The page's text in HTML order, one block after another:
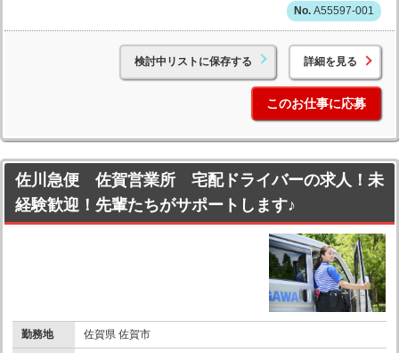
A55597-001
検討中リストに保存する 詳細を見る
このお仕事に応募
佐川急便 佐賀営業所 宅配ドライバーの求人！未
経験歓迎！先輩たちがサポートします♪
勤務地 佐賀県 佐賀市